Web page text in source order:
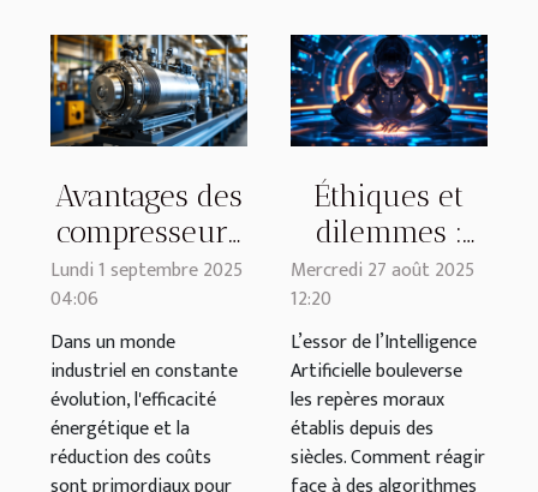
Avantages des
compresseurs
à basse
pression dans
les processus
industriels
Lundi 1 septembre 2025
04:06
Dans un monde
industriel en constante
évolution, l'efficacité
énergétique et la
réduction des coûts
Éthiques et
dilemmes :
comment
l'intelligence
artificielle
redéfinit-elle
nos valeurs ?
Mercredi 27 août 2025
12:20
L’essor de l’Intelligence
Artificielle bouleverse
les repères moraux
établis depuis des
siècles. Comment réagir